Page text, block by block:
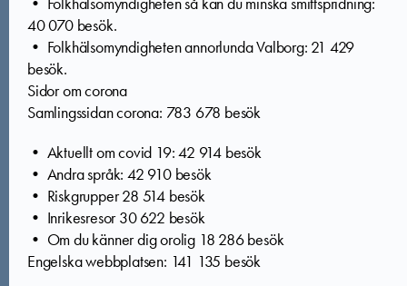
40 070 besök.
• Folkhälsomyndigheten annorlunda Valborg: 21 429
besök.
Sidor om corona
Samlingssidan corona: 783 678 besök
• Aktuellt om covid 19: 42 914 besök
• Andra språk: 42 910 besök
• Riskgrupper 28 514 besök
• Inrikesresor 30 622 besök
• Om du känner dig orolig 18 286 besök
Engelska webbplatsen: 141 135 besök